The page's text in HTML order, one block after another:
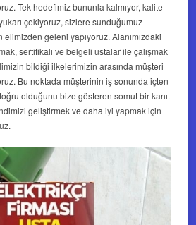
Tek hedefimiz bununla kalmıyor, kalite
çekiyoruz, sizlere sunduğumuz
geleni yapıyoruz. Alanımızdaki
sertifikalı ve belgeli ustalar ile çalışmak
bildiği ilkelerimizin arasında müşteri
Bu noktada müşterinin iş sonunda içten
olduğunu bize gösteren somut bir kanıt
geliştirmek ve daha iyi yapmak için